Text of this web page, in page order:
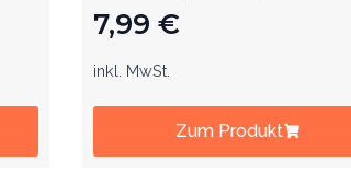
7,99 €
inkl. MwSt.
Zum Produkt